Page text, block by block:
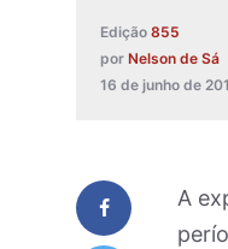
Edição 855
por Nelson de Sá
16 de junho de
A